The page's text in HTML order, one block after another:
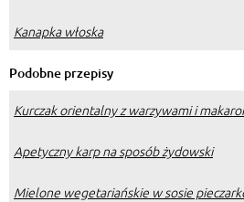
Kanapka włoska
Podobne przepisy
Kurczak orientalny z warzywami i
Apetyczny karp na sposób żydowski
Mielone wegetariańskie w sosie